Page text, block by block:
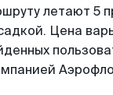
летают 5
Цена